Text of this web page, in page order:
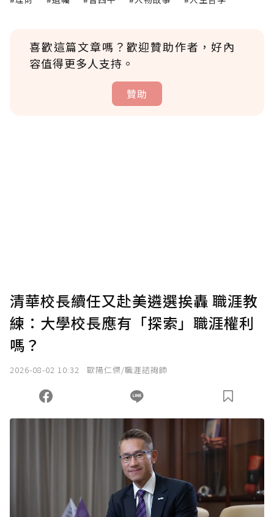
喜歡這篇文章嗎？歡迎贊助作者，好內
容值得更多人支持。
贊助
確認送出
您當前剩餘 U 利點數：0點；前往 購買點數
清華校長續任又赴美遴選挨轟 職涯教
練：大學校長應有「探索」職涯權利
嗎？
2026-08-02 10:32 歐陽仁傑/職涯諮詢師